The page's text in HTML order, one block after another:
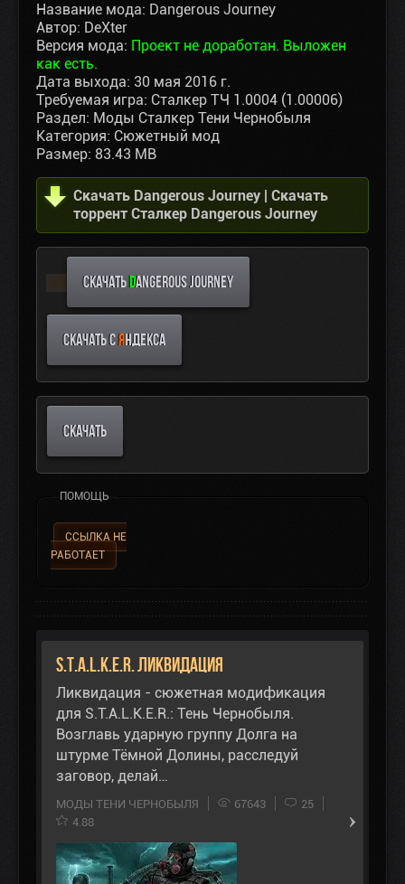
Название мода: Dangerous Journey
Автор: DeXter
Версия мода: Проект не доработан. Выложен
как есть.
Дата выхода: 30 мая 2016 г.
Требуемая игра: Сталкер ТЧ 1.0004 (1.00006)
Раздел: Моды Сталкер Тени Чернобыля
Категория: Сюжетный мод
Размер: 83.43 MB
Скачать Dangerous Journey | Скачать
торрент Сталкер Dangerous Journey
СКАЧАТЬ DANGEROUS JOURNEY
СКАЧАТЬ СЯ НДЕКСА
СКАЧАТЬ
ПОМОЩЬ
ССЫЛКА НЕ
РАБОТАЕТ
S.T.A.L.K.E.R. Ликвидация
Ликвидация - сюжетная модификация
для S.T.A.L.K.E.R.: Тень Чернобыля.
Возглавь ударную группу Долга на
штурме Тёмной Долины, расследуй
заговор, делай…
МОДЫ ТЕНИ ЧЕРНОБЫЛЯ 67643
25
4.88